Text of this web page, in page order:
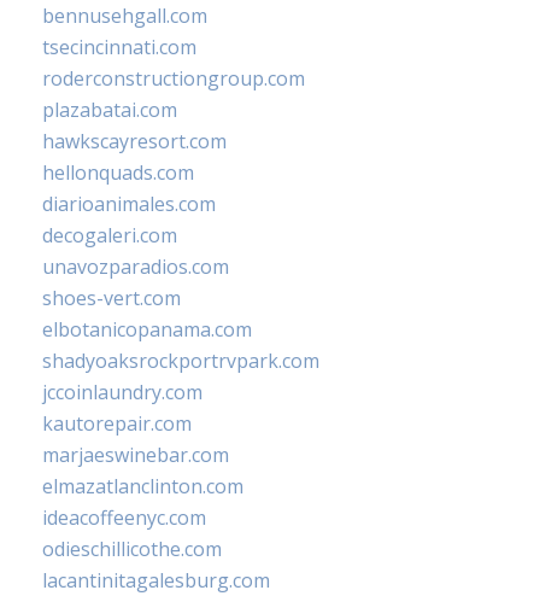
bennusehgall.com
tsecincinnati.com
roderconstructiongroup.com
plazabatai.com
hawkscayresort.com
hellonquads.com
diarioanimales.com
decogaleri.com
unavozparadios.com
shoes-vert.com
elbotanicopanama.com
shadyoaksrockportrvpark.com
jccoinlaundry.com
kautorepair.com
marjaeswinebar.com
elmazatlanclinton.com
ideacoffeenyc.com
odieschillicothe.com
lacantinitagalesburg.com